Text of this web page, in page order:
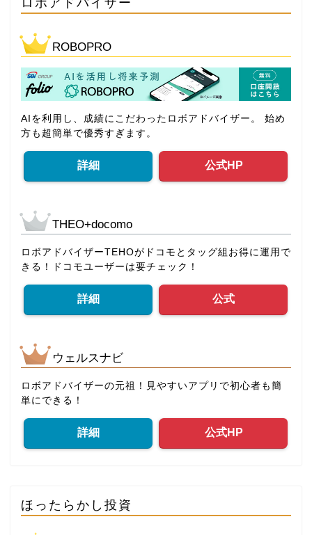
ROBOPRO
AIを利用し、成績にこだわったロボアドバイザー。 始め
方も超簡単で優秀すぎます。
詳細 公式HP
THEO+docomo
ロボアドバイザーTEHOがドコモとタッグ組お得に運用で
きる！ドコモユーザーは要チェック！
詳細 公式
ウェルスナビ
ロボアドバイザーの元祖！見やすいアプリで初心者も簡
単にできる！
詳細 公式HP
ほったらかし投資